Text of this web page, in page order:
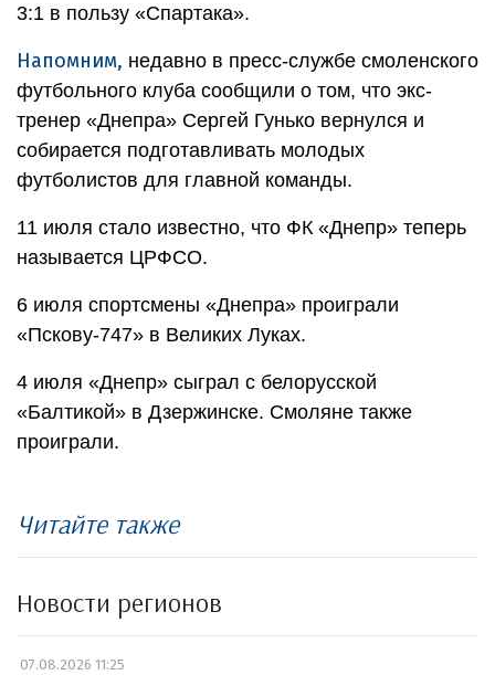
3:1 в пользу «Спартака».
Напомним, недавно в пресс-службе смоленского
футбольного клуба сообщили о том, что экс-
тренер «Днепра» Сергей Гунько вернулся и
собирается подготавливать молодых
футболистов для главной команды.
11 июля стало известно, что ФК «Днепр» теперь
называется ЦРФСО.
6 июля спортсмены «Днепра» проиграли
«Пскову-747» в Великих Луках.
4 июля «Днепр» сыграл с белорусской
«Балтикой» в Дзержинске. Смоляне также
проиграли.
Читайте также
Новости регионов
07.08.2026 11:25